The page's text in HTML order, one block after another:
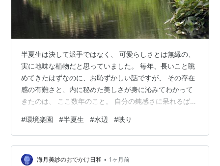
半夏生は決して派手ではなく、 可愛らしさとは無縁の、
実に地味な植物だと思っていました。 毎年、長いこと眺
めてきたはずなのに、お恥ずかしい話ですが、 その存在
感の有難さと、内に秘めた美しさが身に沁みてわかって
きたのは、 ここ数年のこと。 自分の鈍感さに呆れるばか
見ると、その思いは一変しました。 風に揺れる白い葉
と、細長く伸びた花穂の静かな佇まい。 そして何より、
水辺に咲き、その姿が水面に映り込む様子は綺麗で 水と
光、そして半夏生の白と緑が織りなす様子を見て、 これ
#環境楽園 #半夏生 #水辺 #映り
海月美紗のおでかけ日和 • 1ヶ月前